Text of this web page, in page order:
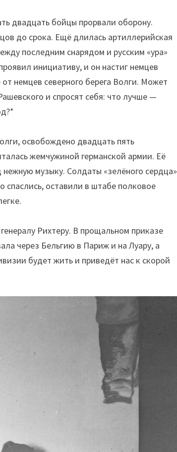
двадцать бойцы прорвали оборону.
до срока. Ещё длилась артиллерийская
последним снарядом и русским «ура»
инициативу, и он настиг немцев
немцев северного берега Волги. Может
и спросят себя: что лучше —
освобождено двадцать пять
жемчужиной германской армии. Её
музыку. Солдаты «зелёного сердца»
спаслись, оставили в штабе полковое
Рихтеру. В прощальном приказе
через Бельгию в Париж и на Луару, а
будет жить и приведёт нас к скорой